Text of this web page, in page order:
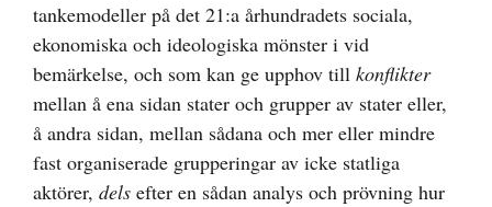
tankemodeller på det 21:a århundradets sociala,
ekonomiska och ideologiska mönster i vid
bemärkelse, och som kan ge upphov till konflikter
mellan å ena sidan stater och grupper av stater eller,
å andra sidan, mellan sådana och mer eller mindre
fast organiserade grupperingar av icke statliga
aktörer, dels efter en sådan analys och prövning hur